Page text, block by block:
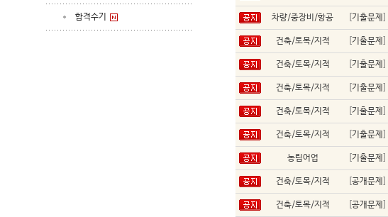
합격수기 차량/중장비/항공 기출문제
건축/토목/지적 기출문제
건축/토목/지적 기출문제
건축/토목/지적 기출문제
건축/토목/지적 기출문제
건축/토목/지적 기출문제
농림어업 기출문제
건축/토목/지적 공개문제
건축/토목/지적 공개문제